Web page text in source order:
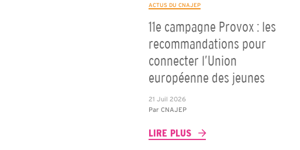
ACTUS DU CNAJEP
11e campagne Provox : les
recommandations pour
connecter l’Union
européenne des jeunes
21 Juil 2026
ParCNAJEP
LIRE PLUS